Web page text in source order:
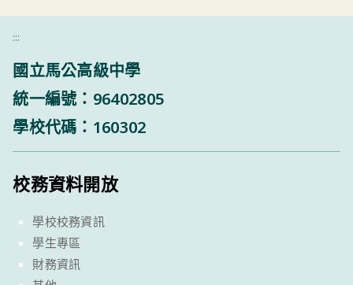
:::
國立馬公高級中學
統一編號：96402805
學校代碼：160302
校務資料開放
學校校務資訊
學生專區
財務資訊